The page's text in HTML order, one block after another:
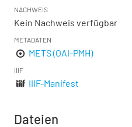
NACHWEIS
Kein Nachweis verfügbar
METADATEN
METS (OAI-PMH)
IIIF
IIIF-Manifest
Dateien